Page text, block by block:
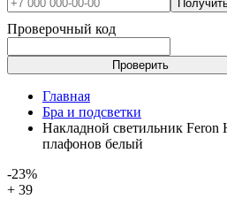
Проверочный код
Проверить
Главная
Бра и подсветки
Накладной светильник
плафонов белый
-23%
+ 39